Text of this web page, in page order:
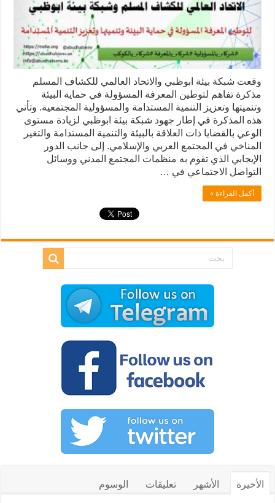
وقعت شبكة بيئة ابوظبي والاتحاد العالمي للكشاف المسلم
مذكرة تفاهم لتوطين المعرفة المسؤولة في حماية البيئة
وتنميتها وتعزيز التنمية المستدامة والمسؤولية المجتمعية. وتأتي
هذه المذكرة في إطار جهود شبكة بيئة ابوظبي لزيادة مستوى
الوعي بالقضايا ذات العلاقة بالبيئة والتنمية المستدامة والتغير
المناخي في المجتمع العربي والإسلامي. إلى جانب الدور
الإيجابي الذي تقوم به منظمات المجتمع المدني ووسائل
التواصل الاجتماعي في …
أكمل القراءة »
الأخيرة الأشهر تعليقات الوسوم